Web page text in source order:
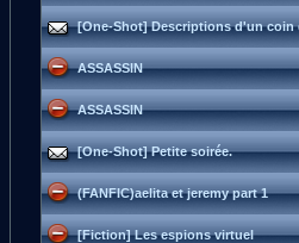
[One-Shot] Descriptions d'un coin
ASSASSIN
ASSASSIN
[One-Shot] Petite soirée.
(FANFIC)aelita et jeremy part 1
[Fiction] Les espions virtuel